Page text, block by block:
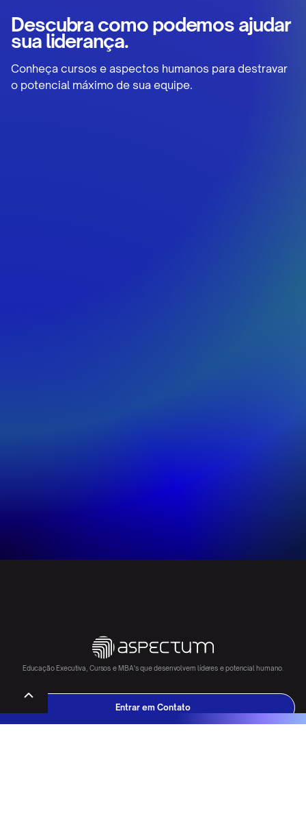
Descubra como podemos ajudar
sua liderança.
Conheça cursos e aspectos humanos para destravar
o potencial máximo de sua equipe.
Educação Executiva, Cursos e MBA's que desenvolvem líderes e potencial humano.
Entrar em Contato